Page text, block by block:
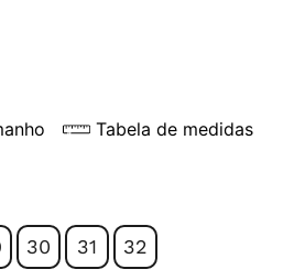
Tabela de medidas
30 31 32